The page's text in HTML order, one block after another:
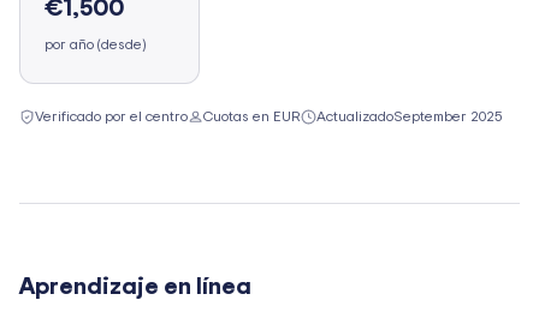
€1,500
por año (desde)
Verificado por el centro Cuotas en EUR ActualizadoSeptember 2025
Aprendizaje en línea